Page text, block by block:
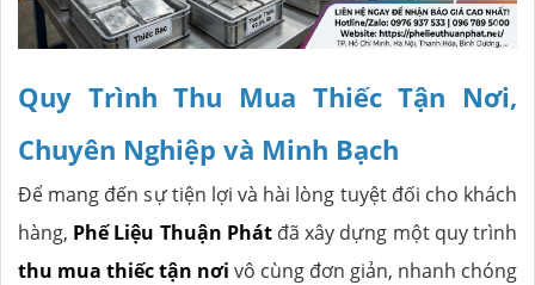
Quy Trình Thu Mua Thiếc Tận Nơi,
Chuyên Nghiệp và Minh Bạch
Để mang đến sự tiện lợi và hài lòng tuyệt đối cho khách
hàng, Phế Liệu Thuận Phátđã xây dựng một quy trình
thu mua thiếc tận nơi vô cùng đơn giản, nhanh chóng